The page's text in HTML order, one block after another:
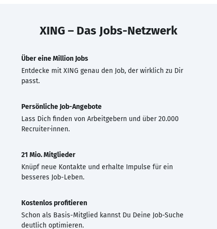
XING – Das Jobs-Netzwerk
Über eine Million Jobs
Entdecke mit XING genau den Job, der wirklich zu Dir
passt.
Persönliche Job-Angebote
Lass Dich finden von Arbeitgebern und über 20.000
Recruiter·innen.
21 Mio. Mitglieder
Knüpf neue Kontakte und erhalte Impulse für ein
besseres Job-Leben.
Kostenlos profitieren
Schon als Basis-Mitglied kannst Du Deine Job-Suche
deutlich optimieren.